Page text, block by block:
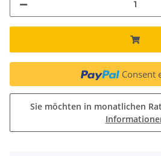
Consent
Sie möchten in monatlichen